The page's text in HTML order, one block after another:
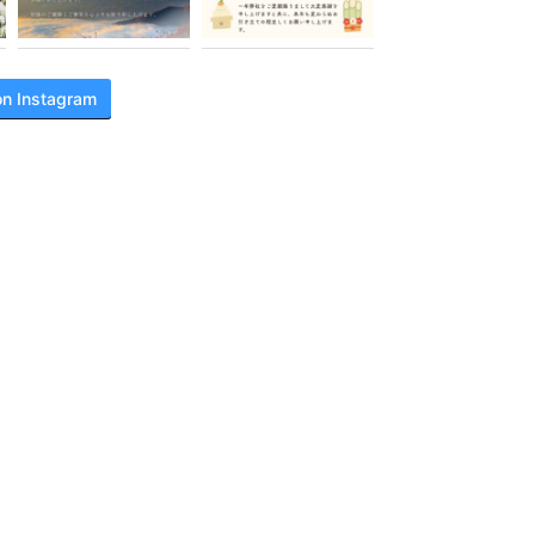
Instagram